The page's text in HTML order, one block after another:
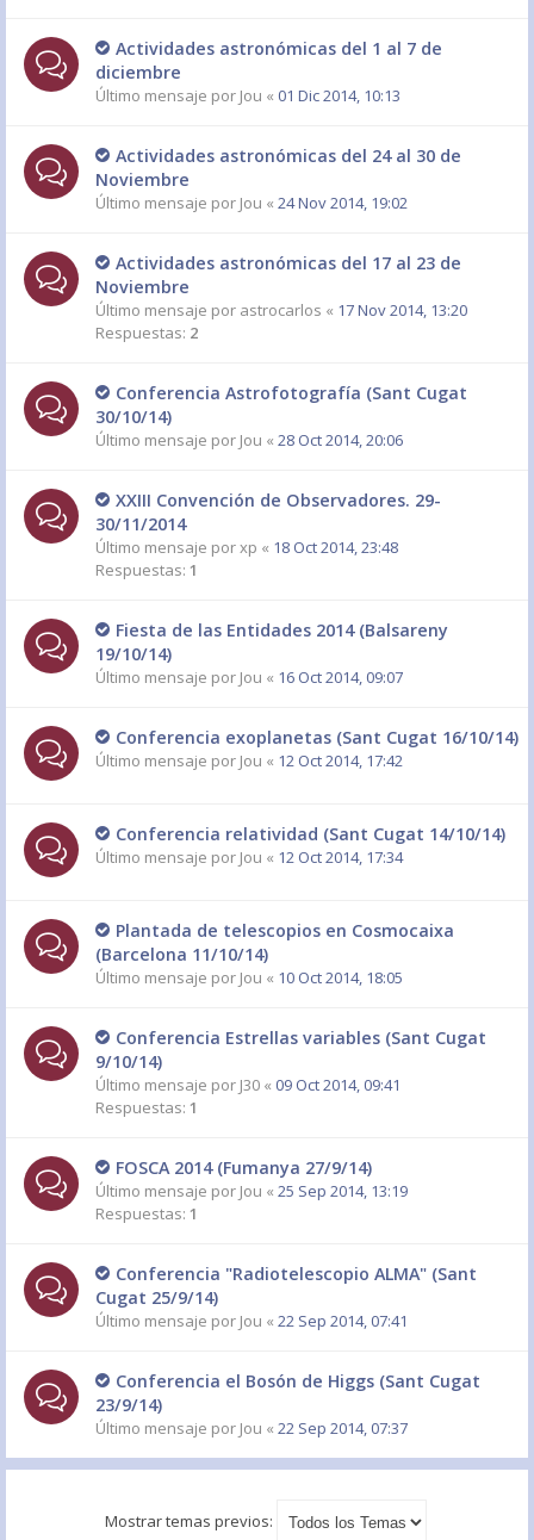
Actividades astronómicas del 1 al 7 de
diciembre
Último mensaje por Jou « 01 Dic 2014, 10:13
Actividades astronómicas del 24 al 30 de
Noviembre
Último mensaje por Jou « 24 Nov 2014, 19:02
Actividades astronómicas del 17 al 23 de
Noviembre
Último mensaje por astrocarlos « 17 Nov 2014, 13:20
Respuestas: 2
Conferencia Astrofotografía (Sant Cugat
30/10/14)
Último mensaje por Jou « 28 Oct 2014, 20:06
XXIII Convención de Observadores. 29-
30/11/2014
Último mensaje porxp « 18 Oct 2014, 23:48
Respuestas: 1
Fiesta de las Entidades 2014 (Balsareny
19/10/14)
Último mensaje por Jou « 16 Oct 2014, 09:07
Conferencia exoplanetas (Sant Cugat 16/10/14)
Último mensaje por Jou « 12 Oct 2014, 17:42
Conferencia relatividad (Sant Cugat 14/10/14)
Último mensaje por Jou « 12 Oct 2014, 17:34
Plantada de telescopios en Cosmocaixa
(Barcelona 11/10/14)
Último mensaje por Jou « 10 Oct 2014, 18:05
Conferencia Estrellas variables (Sant Cugat
9/10/14)
Último mensaje por J30 « 09 Oct 2014, 09:41
Respuestas: 1
FOSCA 2014 (Fumanya 27/9/14)
Último mensaje por Jou « 25 Sep 2014, 13:19
Respuestas: 1
Conferencia "Radiotelescopio ALMA" (Sant
Último mensaje por Jou « 22 Sep 2014, 07:41
Conferencia el Bosón de Higgs (Sant Cugat
23/9/14)
Último mensaje por Jou « 22 Sep 2014, 07:37
Mostrar temas previos: